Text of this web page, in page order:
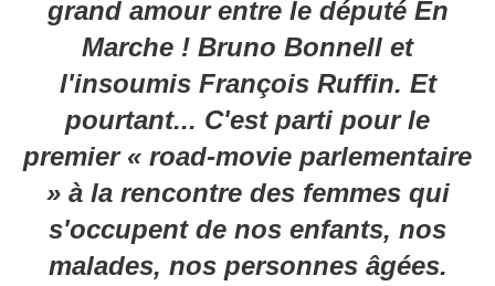
grand amour entre le député En
Marche ! Bruno Bonnell et
l'insoumis François Ruffin. Et
pourtant... C'est parti pour le
premier « road-movie parlementaire
» à la rencontre des femmes qui
s'occupent de nos enfants, nos
malades, nos personnes âgées.